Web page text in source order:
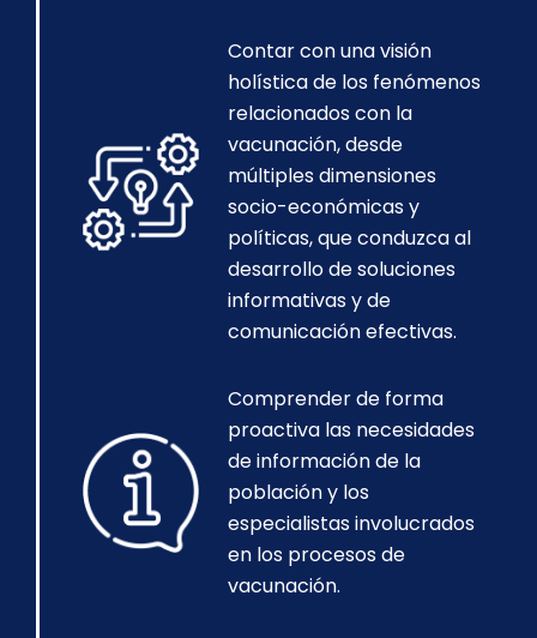
Contar con una visión
holística de los fenómenos
relacionados con la
vacunación, desde
múltiples dimensiones
socio-económicas y
políticas, que conduzca al
desarrollo de soluciones
informativas y de
comunicación efectivas.
Comprender de forma
proactiva las necesidades
de información de la
población y los
especialistas involucrados
en los procesos de
vacunación.